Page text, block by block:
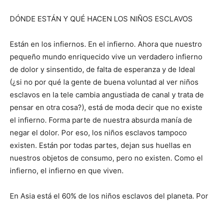
DÓNDE ESTÁN Y QUÉ HACEN LOS NIÑOS ESCLAVOS
Están en los infiernos. En el infierno. Ahora que nuestro
pequeño mundo enriquecido vive un verdadero infierno
de dolor y sinsentido, de falta de esperanza y de Ideal
(¿si no por qué la gente de buena voluntad al ver niños
esclavos en la tele cambia angustiada de canal y trata de
pensar en otra cosa?), está de moda decir que no existe
el infierno. Forma parte de nuestra absurda manía de
negar el dolor. Por eso, los niños esclavos tampoco
existen. Están por todas partes, dejan sus huellas en
nuestros objetos de consumo, pero no existen. Como el
infierno, el infierno en que viven.
En Asia está el 60% de los niños esclavos del planeta. Por